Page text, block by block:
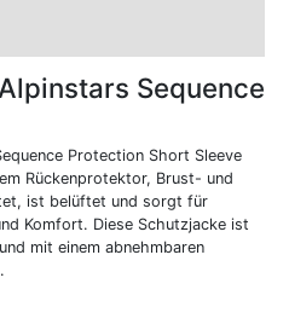
Sequence
Protection Short Sleeve
Rückenprotektor, Brust- und
ist belüftet und sorgt für
Komfort. Diese Schutzjacke ist
mit einem abnehmbaren